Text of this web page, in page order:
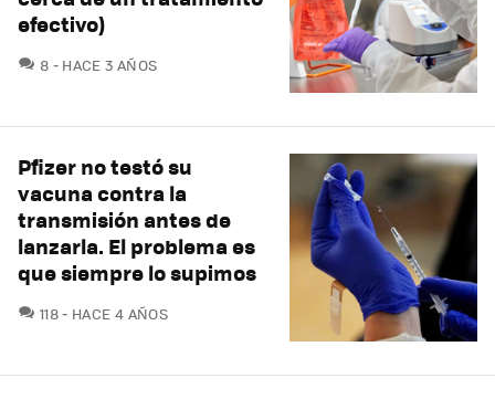
efectivo)
8 COMENTARIOS
HACE 3 AÑOS
Pfizer no testó su
vacuna contra la
transmisión antes de
lanzarla. El problema es
que siempre lo supimos
118COMENTARIOS
HACE 4 AÑOS